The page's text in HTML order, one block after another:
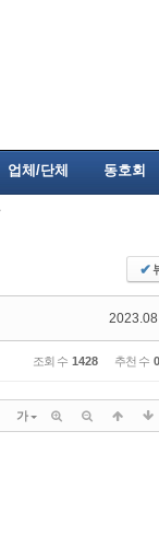
업체/단체 동호회
✔
조회 수 1428 추천 수 0
가